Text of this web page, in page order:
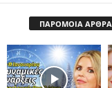
ΠΑΡΟΜΟΙΑ ΑΡΘΡΑ